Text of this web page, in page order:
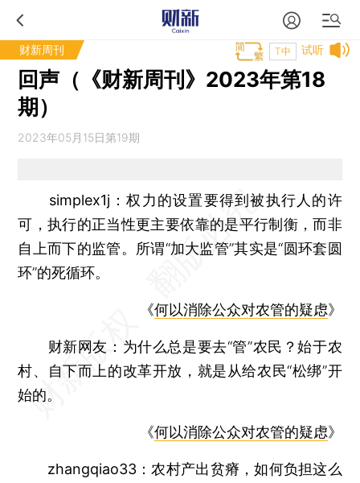
财新周刊 试听
T中
回声（《财新周刊》2023年第18
期）
2023年05月15日第19期
simplex1j：权力的设置要得到被执行人的许
可，执行的正当性更主要依靠的是平行制衡，而非
自上而下的监管。所谓“加大监管”其实是“圆环套圆
环”的死循环。
《何以消除公众对农管的疑虑》
财新网友： 为什么总是要去“管”农民？始于农
村、自下而上的改革开放，就是从给农民“松绑”开
始的。
《何以消除公众对农管的疑虑》
zhangqiao33：农村产出贫瘠，如何负担这么